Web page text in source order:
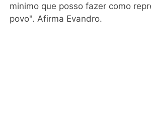
minimo que posso fazer como
povo". Afirma Evandro. ​